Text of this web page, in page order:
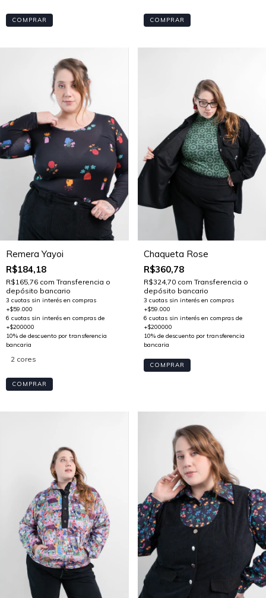
COMPRAR COMPRAR
Remera Yayoi
R$184,18
R$165,76 com Transferencia o
depósito bancario
2 cores
COMPRAR
Chaqueta Rose
R$360,78
R$324,70 com Transferencia o
depósito bancario
COMPRAR